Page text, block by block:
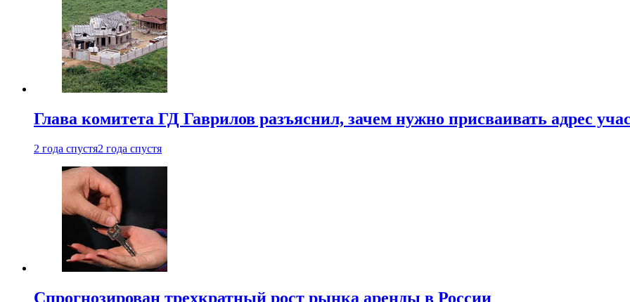
Глава комитета ГД Гаврилов разъяснил, зачем нужно присваивать адрес
2 года спустя2 года спустя
Спрогнозирован трехкратный рост рынка аренды в России